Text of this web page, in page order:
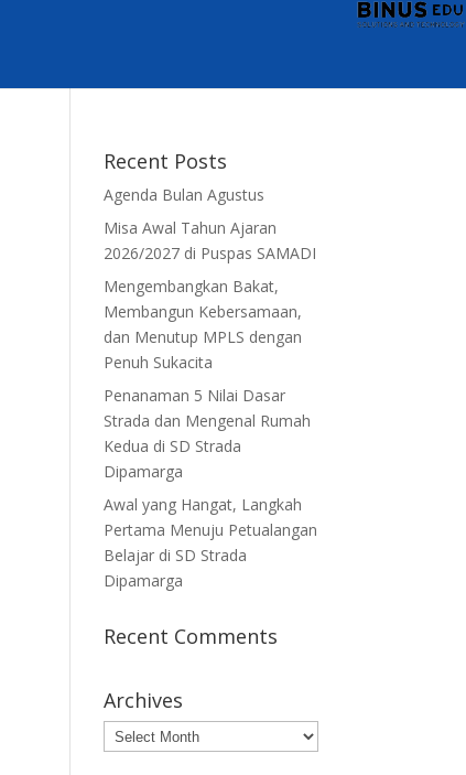
Recent Posts
Agenda Bulan Agustus
Misa Awal Tahun Ajaran
2026/2027 di Puspas SAMADI
Mengembangkan Bakat,
Membangun Kebersamaan,
dan Menutup MPLS dengan
Penuh Sukacita
Penanaman 5 Nilai Dasar
Strada dan Mengenal Rumah
Kedua di SD Strada
Dipamarga
Awal yang Hangat, Langkah
Pertama Menuju Petualangan
Belajar di SD Strada
Dipamarga
Recent Comments
Archives
Archives